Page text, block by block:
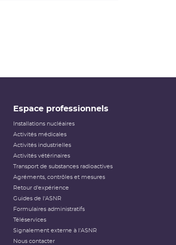
Espace professionnels
Installations nucléaires
Activités médicales
Activités industrielles
Activités vétérinaires
Transport de substances radioactives
Agréments, contrôles et mesures
Retour d'expérience
Guides de l'ASNR
Formulaires administratifs
Téléservices
Signalement externe à l'ASNR
Nous contacter